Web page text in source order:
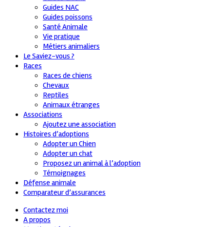
Guides NAC
Guides poissons
Santé Animale
Vie pratique
Métiers animaliers
Le Saviez-vous ?
Races
Races de chiens
Chevaux
Reptiles
Animaux étranges
Associations
Ajoutez une association
Histoires d’adoptions
Adopter un Chien
Adopter un chat
Proposez un animal à l’adoption
Témoignages
Défense animale
Comparateur d’assurances
Contactez moi
A propos